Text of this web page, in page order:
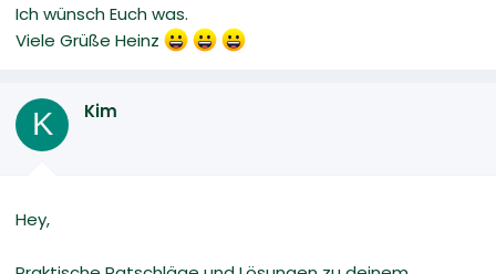
Ich wünsch Euch was.
Viele Grüße Heinz
K Kim
Hey,